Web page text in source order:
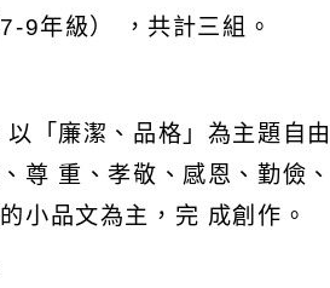
9年級） ，共計三組。
以「廉潔、品格」為主題自
尊 重、孝敬、感恩、勤儉
小品文為主，完 成創作。